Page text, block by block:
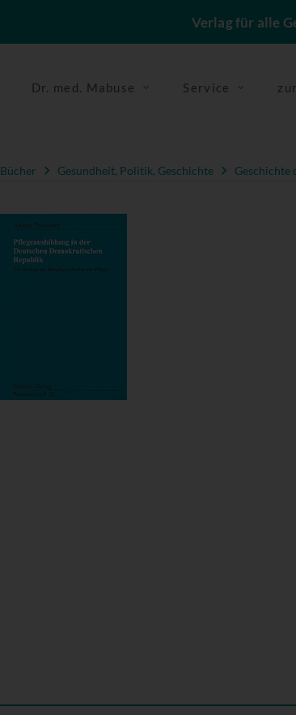
Verlag für alle
Dr. med. Mabuse Service
Bücher Gesundheit, Politik, Geschichte Geschichte